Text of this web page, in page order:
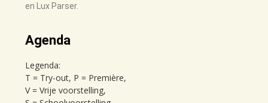
en Lux Parser.
Agenda
Legenda:
T = Try-out, P = Première,
V = Vrije voorstelling,